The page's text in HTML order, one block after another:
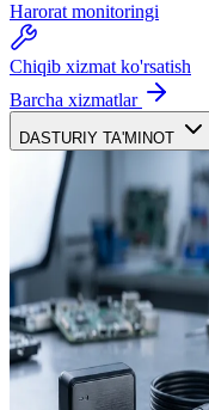
Harorat monitoringi
Chiqib xizmat ko'rsatish
Barcha xizmatlar
DASTURIY TA'MINOT